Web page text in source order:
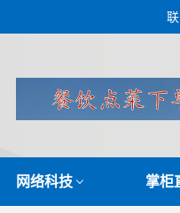
网络科技 掌柜